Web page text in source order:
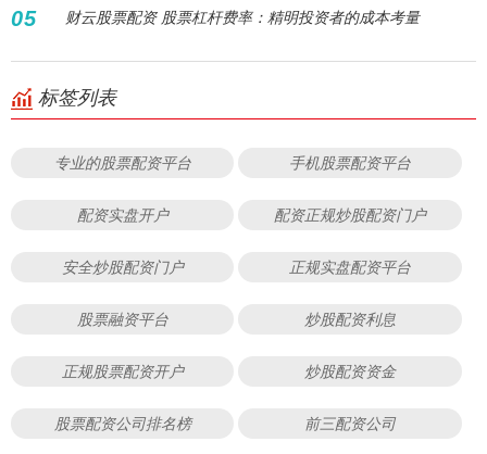
05 财云股票配资 股票杠杆费率：精明投资者的成本考量
标签列表
专业的股票配资平台 手机股票配资平台
配资实盘开户 配资正规炒股配资门户
安全炒股配资门户 正规实盘配资平台
股票融资平台 炒股配资利息
正规股票配资开户 炒股配资资金
股票配资公司排名榜 前三配资公司